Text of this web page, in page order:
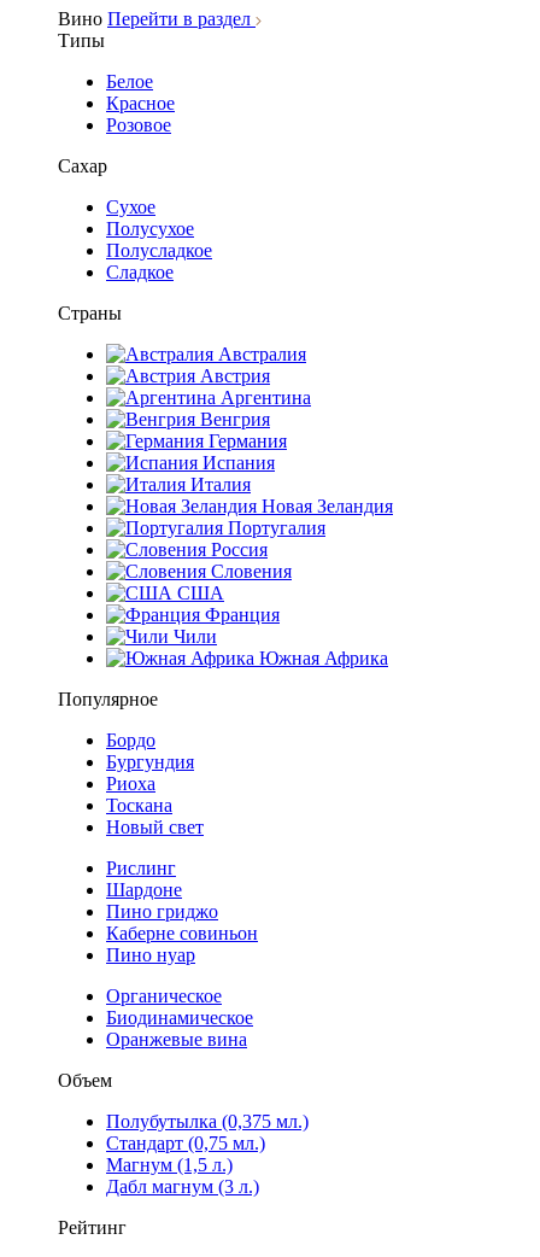
Вино Перейти в раздел
Типы
Белое
Красное
Розовое
Сахар
Сухое
Полусухое
Полусладкое
Сладкое
Страны
Австралия
Австрия
Аргентина
Венгрия
Германия
Испания
Италия
Новая Зеландия
Португалия
Россия
Словения
США
Франция
Чили
Южная Африка
Популярное
Бордо
Бургундия
Риоха
Тоскана
Новый свет
Рислинг
Шардоне
Пино гриджо
Каберне совиньон
Пино нуар
Органическое
Биодинамическое
Оранжевые вина
Объем
Полубутылка (0,375 мл.)
Стандарт (0,75 мл.)
Магнум (1,5 л.)
Дабл магнум (3 л.)
Рейтинг